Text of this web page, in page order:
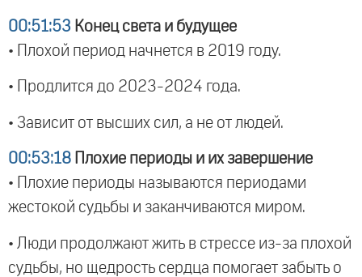
00:51:53 Конец света и будущее
• Плохой период начнется в 2019 году.
• Продлится до 2023-2024 года.
• Зависит от высших сил, а не от людей.
00:53:18 Плохие периоды и их завершение
• Плохие периоды называются периодами
жестокой судьбы и заканчиваются миром.
• Люди продолжают жить в стрессе из-за плохой
судьбы, но щедрость сердца помогает забыть о